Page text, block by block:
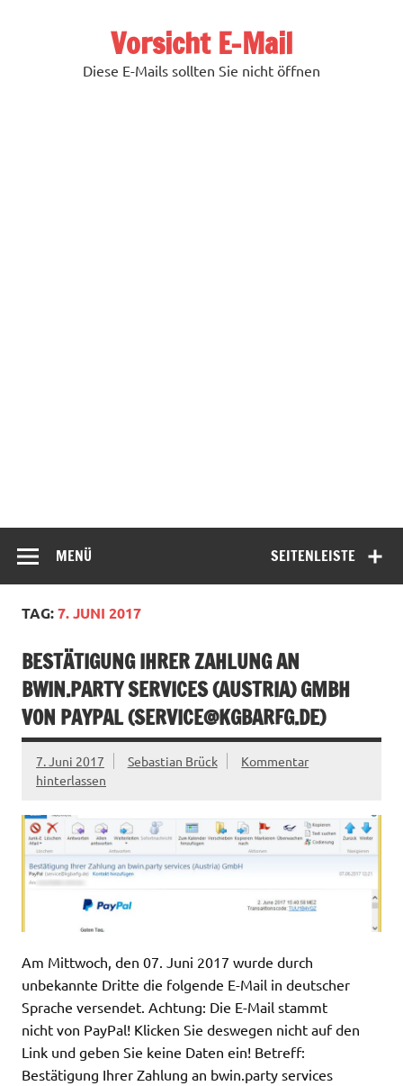
Vorsicht E-Mail
Diese E-Mails sollten Sie nicht öffnen
SEITENLEISTE
MENÜ
TAG:7. JUNI 2017
BESTÄTIGUNG IHRER ZAHLUNG AN
BWIN.PARTY SERVICES (AUSTRIA) GMBH
VON PAYPAL (SERVICE@KGBARFG.DE)
7. Juni 2017 Sebastian Brück
Kommentar
hinterlassen
Am Mittwoch, den 07. Juni 2017 wurde durch
unbekannte Dritte die folgende E-Mail in deutscher
Sprache versendet. Achtung: Die E-Mail stammt
nicht von PayPal! Klicken Sie deswegen nicht auf den
Link und geben Sie keine Daten ein! Betreff:
Bestätigung Ihrer Zahlung an bwin.party services